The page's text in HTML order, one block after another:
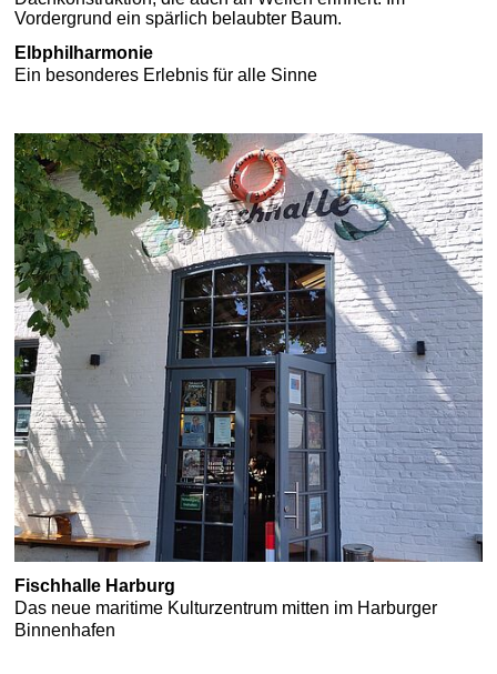
Elbphilharmonie
Ein besonderes Erlebnis für alle Sinne
Fischhalle Harburg
Das neue maritime Kulturzentrum mitten im Harburger
Binnenhafen